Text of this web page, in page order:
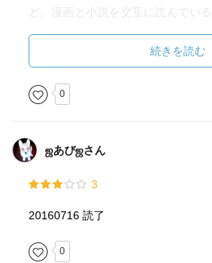
ど、漫画と小説を交互に読んでい
何はともあれ、最後と思われる
から、楽しみにしていたいと思いま
続きを読む
0
ஜあびஜさん
3
20160716 読了
0